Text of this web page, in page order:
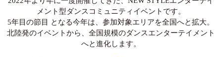
メント型ダンスコミュニティイベントです。
5年⽬の節⽬ となる今年は、参加対象エリアを全国へと拡⼤。
北陸発のイベントから、全国規模のダンスエンターテイメント
へと進化します。